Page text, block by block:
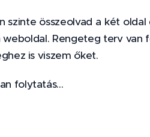
szinte összeolvad a két
Rengeteg terv van
is viszem őket.
folytatás...